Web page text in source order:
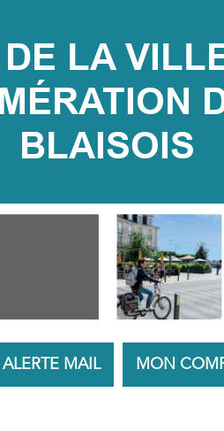
LA
BLAISOIS
ALERTE MAIL MON